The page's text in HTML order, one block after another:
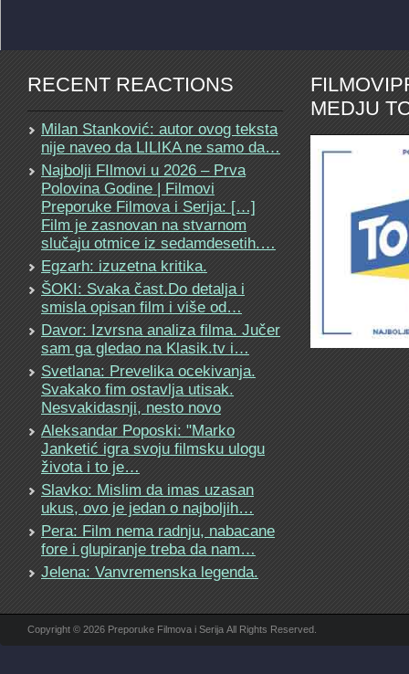
RECENT REACTIONS
Milan Stanković: autor ovog teksta
nije naveo da LILIKA ne samo da…
Najbolji FIlmovi u 2026 – Prva
Polovina Godine | Filmovi
Preporuke Filmova i Serija: […]
Film je zasnovan na stvarnom
slučaju otmice iz sedamdesetih.…
Egzarh: izuzetna kritika.
ŠOKI: Svaka čast.Do detalja i
smisla opisan film i više od…
Davor: Izvrsna analiza filma. Jučer
sam ga gledao na Klasik.tv i…
Svetlana: Prevelika ocekivanja.
Svakako fim ostavlja utisak.
Nesvakidasnji, nesto novo
Aleksandar Poposki: "Marko
Janketić igra svoju filmsku ulogu
života i to je…
Slavko: Mislim da imas uzasan
ukus, ovo je jedan o najboljih…
Pera: Film nema radnju, nabacane
fore i glupiranje treba da nam…
Jelena: Vanvremenska legenda.
MEDJU
Copyright © 2026 Preporuke Filmova i Serija All Rights Reserved.